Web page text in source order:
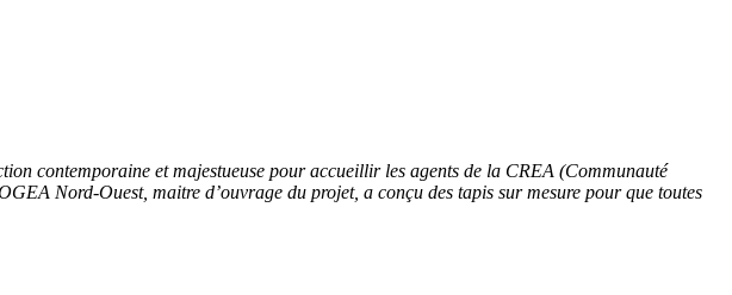
contemporaine et majestueuse pour accueillir les agents de la CREA (Communauté
Nord-Ouest, maitre d’ouvrage du projet, a conçu des tapis sur mesure pour que toutes